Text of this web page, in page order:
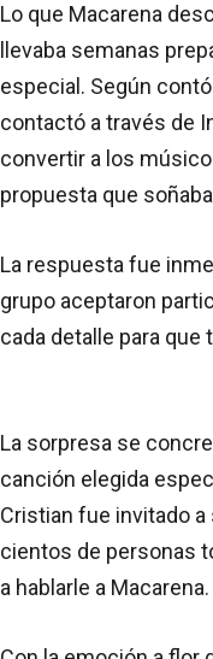
Lo que Macarena
llevaba semanas
especial. Según
contactó a través de
convertir a los
propuesta que
La respuesta fue
grupo aceptaron
cada detalle para que
La sorpresa se
canción elegida
Cristian fue invitado
cientos de personas
a hablarle a Macarena.